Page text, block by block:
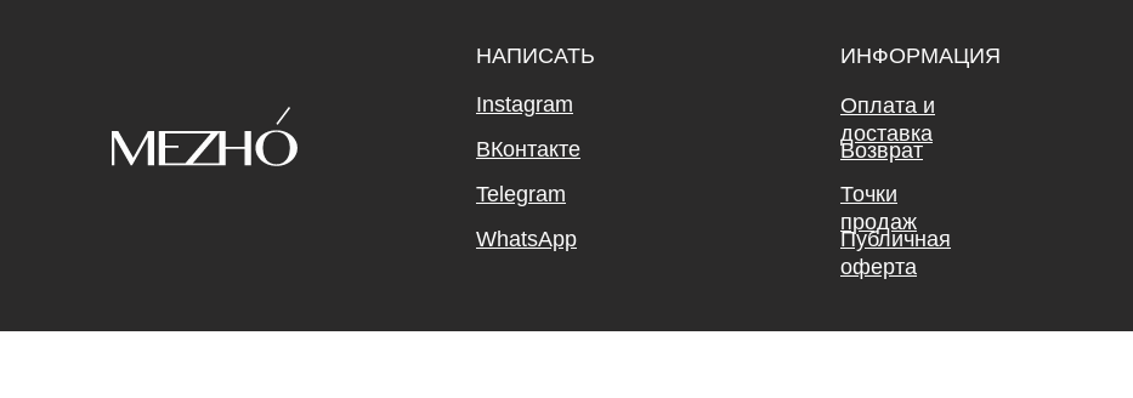
НАПИСАТЬ
Instagram
ВКонтакте
Telegram
WhatsApp
ИНФОРМАЦИЯ
Оплата и
доставка
Возврат
Точки
продаж
Публичная
оферта